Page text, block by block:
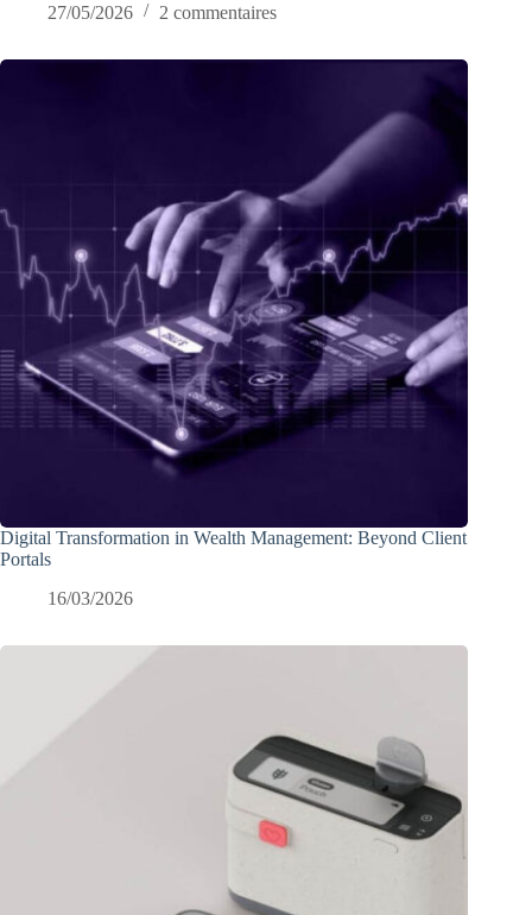
27/05/2026
2 commentaires
Digital Transformation in Wealth Management: Beyond Client
Portals
16/03/2026